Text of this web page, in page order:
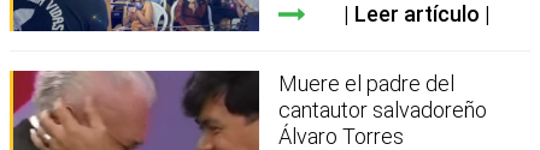
Leer artículo
Muere el padre del
cantautor salvadoreño
Álvaro Torres